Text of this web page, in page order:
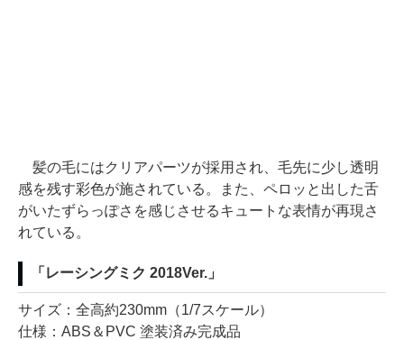
髪の毛にはクリアパーツが採用され、毛先に少し透明
感を残す彩色が施されている。また、ペロッと出した舌
がいたずらっぽさを感じさせるキュートな表情が再現さ
れている。
「レーシングミク 2018Ver.」
サイズ：全高約230mm（1/7スケール）
仕様：ABS＆PVC 塗装済み完成品